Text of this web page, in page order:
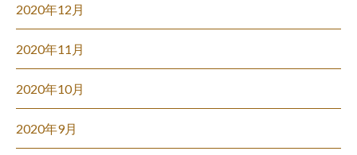
2020年12月
2020年11月
2020年10月
2020年9月